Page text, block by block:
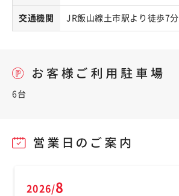
交通機関 JR飯山線土市駅より徒歩7分
6台
2026/8